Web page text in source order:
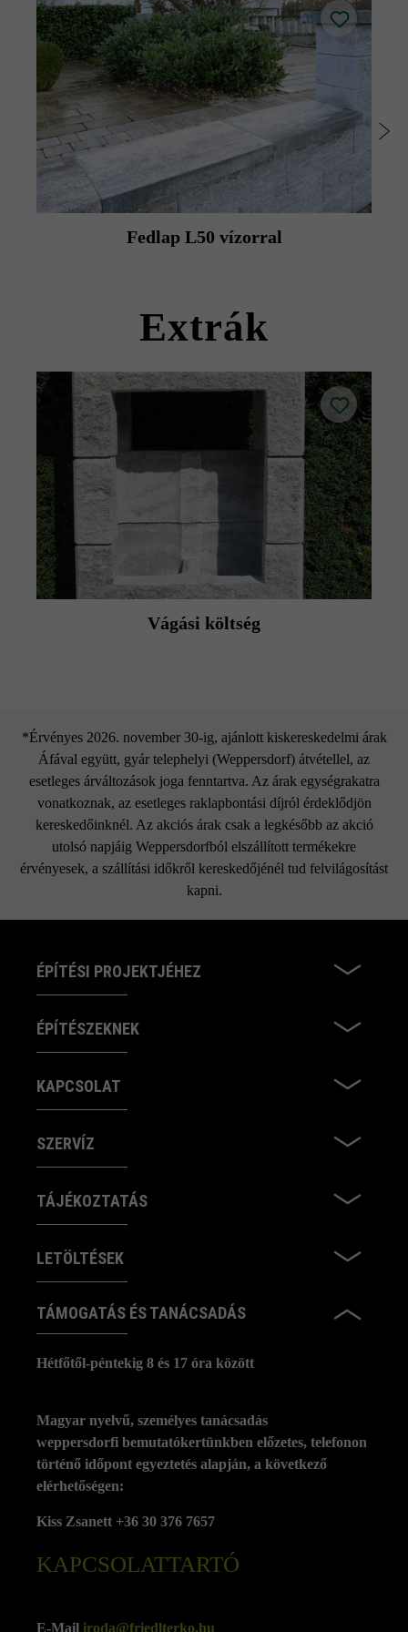
vágásával készíthető lefedés.
Fedlap L50 vízorral
Extrák
Vágási költség
*Érvényes 2026. november 30-ig, ajánlott kiskereskedelmi árak
Áfával együtt, gyár telephelyi (Weppersdorf) átvétellel, az
esetleges árváltozások joga fenntartva. Az árak egységrakatra
vonatkoznak, az esetleges raklapbontási díjról érdeklődjön
kereskedőinknél. Az akciós árak csak a legkésőbb az akció
utolsó napjáig Weppersdorfból elszállított termékekre
érvényesek, a szállítási időkről kereskedőjénél tud felvilágosítást
kapni.
ÉPÍTÉSI PROJEKTJÉHEZ
ÉPÍTÉSZEKNEK
KAPCSOLAT
SZERVÍZ
TÁJÉKOZTATÁS
LETÖLTÉSEK
TÁMOGATÁS ÉS TANÁCSADÁS
Hétfőtől-péntekig 8 és 17 óra között
KAPCSOLATTARTÓ
Magyar nyelvű, személyes tanácsadás
weppersdorfi bemutatókertünkben előzetes, telefonon
történő időpont egyeztetés alapján, a következő
elérhetőségen:
Kiss Zsanett +36 30 376 7657
E-Mail iroda@friedlterko.hu